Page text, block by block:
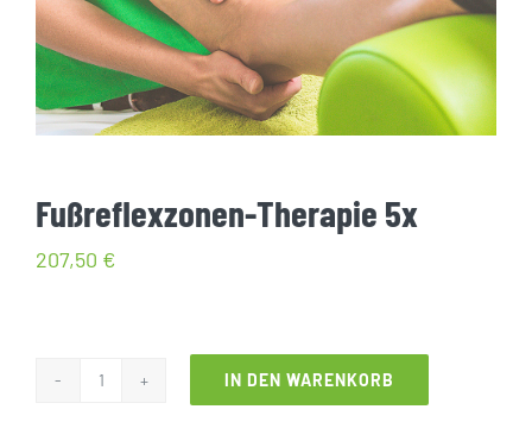
Widerrufsbelehrung
Vertrag widerrufen
Fußreflexzonen-Therapie 5x
207,50 €
IN DEN WARENKORB